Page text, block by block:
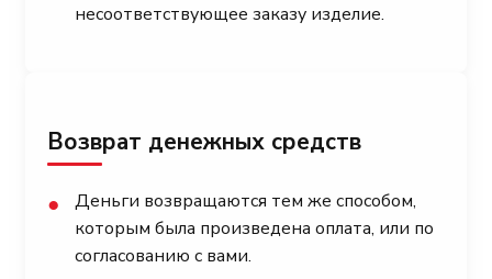
несоответствующее заказу изделие.
Возврат денежных средств
●
Деньги возвращаются тем же способом,
которым была произведена оплата, или по
согласованию с вами.